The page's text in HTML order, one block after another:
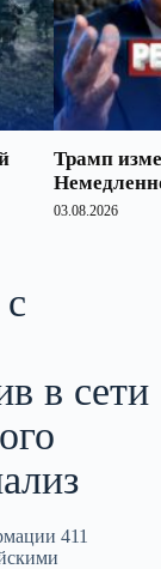
Трамп
03.08.2026
в сети
411